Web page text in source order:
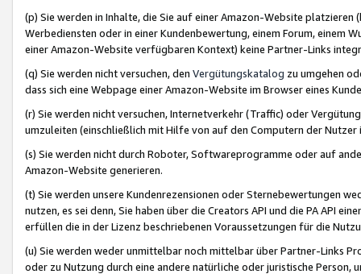
(p) Sie werden in Inhalte, die Sie auf einer Amazon-Website
Werbediensten oder in einer Kundenbewertung, einem Forum, einem
einer Amazon-Website verfügbaren Kontext) keine Partner-Links
(q) Sie werden nicht versuchen, den Vergütungskatalog zu umgehen
dass sich eine Webpage einer Amazon-Website im Browser eines
(r) Sie werden nicht versuchen, Internetverkehr (Traffic) oder
umzuleiten (einschließlich mit Hilfe von auf den Computern der
(s) Sie werden nicht durch Roboter, Softwareprogramme oder auf
Amazon-Website generieren.
(t) Sie werden unsere Kundenrezensionen oder Sternebewertungen
nutzen, es sei denn, Sie haben über die Creators API und die PA API
erfüllen die in der Lizenz beschriebenen Voraussetzungen für die
(u) Sie werden weder unmittelbar noch mittelbar über Partner-Links
oder zu Nutzung durch eine andere natürliche oder juristische